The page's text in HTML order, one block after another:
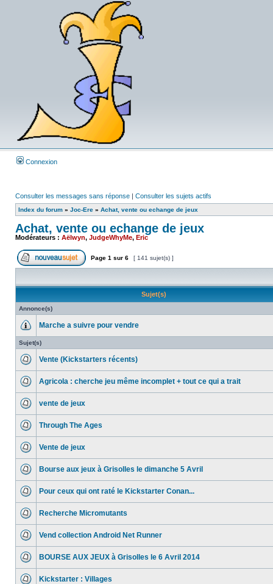
Connexion
Consulter les messages sans réponse | Consulter les sujets actifs
Index du forum » Joc-Ere » Achat, vente ou echange de jeux
Achat, vente ou echange de jeux
Modérateurs : Aëlwyn, JudgeWhyMe, Eric
Page 1 sur 6 [ 141 sujet(s) ]
Sujet(s)
Annonce(s)
Marche a suivre pour vendre
Sujet(s)
Vente (Kickstarters récents)
Agricola : cherche jeu même incomplet + tout ce qui a trait
vente de jeux
Through The Ages
Vente de jeux
Bourse aux jeux à Grisolles le dimanche 5 Avril
Pour ceux qui ont raté le Kickstarter Conan...
Recherche Micromutants
Vend collection Android Net Runner
BOURSE AUX JEUX à Grisolles le 6 Avril 2014
Kickstarter : Villages